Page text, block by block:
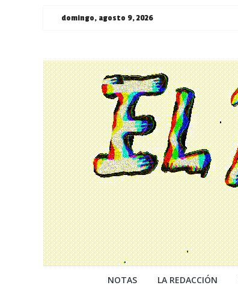
Saltardomingo, agosto 9, 2026
¯\_(ツ)_/
¯
NOTAS LA REDACCIÓN